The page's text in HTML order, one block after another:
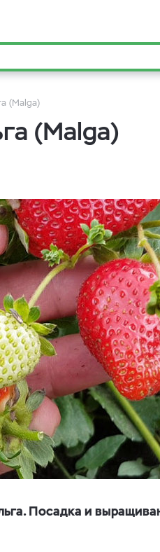
(Malga)
(Malga)
Посадка и